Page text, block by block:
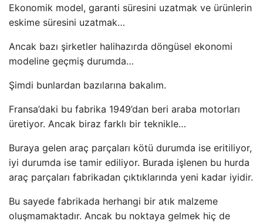
Ekonomik model, garanti süresini uzatmak ve ürünlerin
eskime süresini uzatmak…
Ancak bazı şirketler halihazırda döngüsel ekonomi
modeline geçmiş durumda…
Şimdi bunlardan bazılarına bakalım.
Fransa’daki bu fabrika 1949’dan beri araba motorları
üretiyor. Ancak biraz farklı bir teknikle…
Buraya gelen araç parçaları kötü durumda ise eritiliyor,
iyi durumda ise tamir ediliyor. Burada işlenen bu hurda
araç parçaları fabrikadan çıktıklarında yeni kadar iyidir.
Bu sayede fabrikada herhangi bir atık malzeme
oluşmamaktadır. Ancak bu noktaya gelmek hiç de